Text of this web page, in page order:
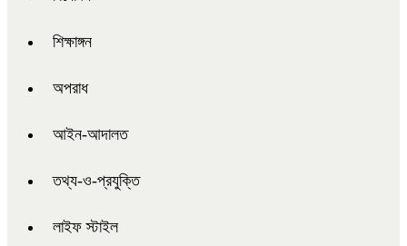
শিক্ষাঙ্গন
অপরাধ
আইন-আদালত
তথ্য-ও-প্রযুক্তি
লাইফ স্টাইল